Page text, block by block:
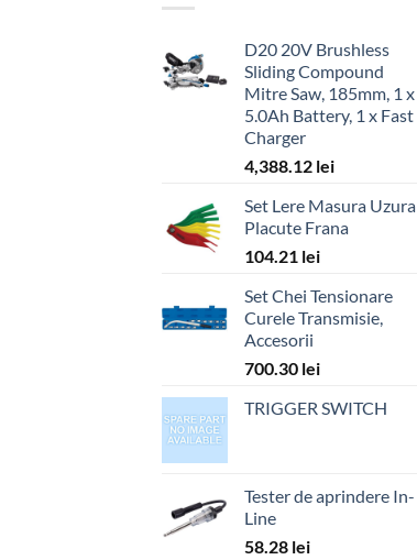
D20 20V Brushless
Sliding Compound
Mitre Saw, 185mm, 1 x
5.0Ah Battery, 1 x Fast
Charger
4,388.12 lei
Set Lere Masura Uzura
Placute Frana
104.21 lei
Set Chei Tensionare
Curele Transmisie,
Accesorii
700.30 lei
TRIGGER SWITCH
Tester de aprindere In-
Line
58.28 lei